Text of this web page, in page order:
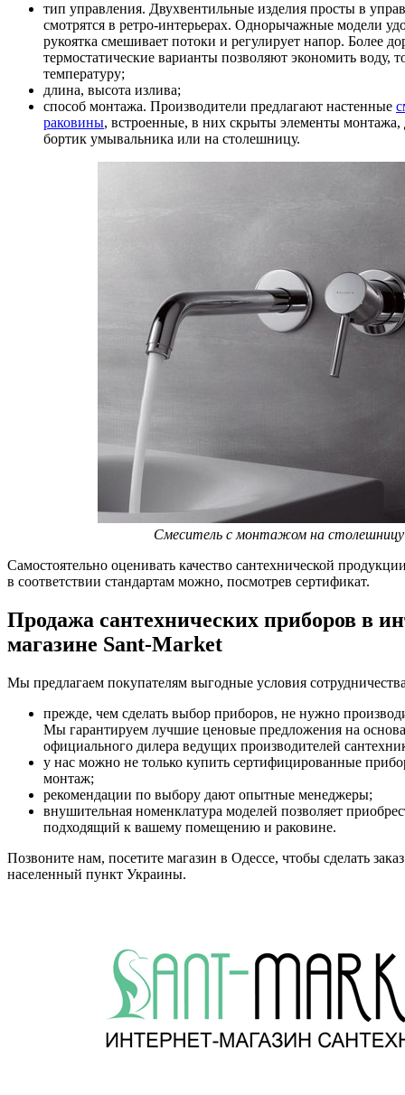
тип управления. Двухвентильные изделия просты в
смотрятся в ретро-интерьерах. Однорычажные модели
рукоятка смешивает потоки и регулирует напор. Более
термостатические варианты позволяют экономить воду,
температуру;
длина, высота излива;
способ монтажа. Производители предлагают настенные
раковины, встроенные, в них скрыты элементы монтажа,
бортик умывальника или на столешницу.
Смеситель с монтажом на столешницу
Самостоятельно оценивать качество сантехнической
в соответствии стандартам можно, посмотрев сертификат.
Продажа сантехнических приборов в
магазине Sant-Market
Мы предлагаем покупателям выгодные условия
прежде, чем сделать выбор приборов, не нужно
Мы гарантируем лучшие ценовые предложения на
официального дилера ведущих производителей
у нас можно не только купить сертифицированные
монтаж;
рекомендации по выбору дают опытные менеджеры;
внушительная номенклатура моделей позволяет
подходящий к вашему помещению и раковине.
Позвоните нам, посетите магазин в Одессе, чтобы сделать
населенный пункт Украины.